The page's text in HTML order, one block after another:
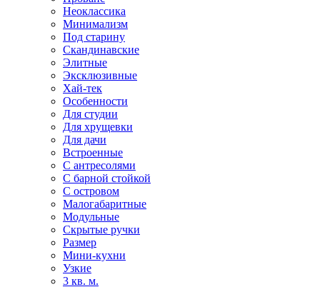
Неоклассика
Минимализм
Под старину
Скандинавские
Элитные
Эксклюзивные
Хай-тек
Особенности
Для студии
Для хрущевки
Для дачи
Встроенные
С антресолями
С барной стойкой
С островом
Малогабаритные
Модульные
Скрытые ручки
Размер
Мини-кухни
Узкие
3 кв. м.